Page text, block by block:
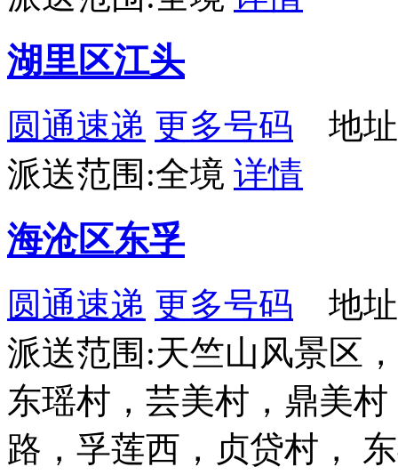
湖里区江头
圆通速递 更多号码 地址
派送范围:全境 详情
海沧区东孚
圆通速递 更多号码 地址
派送范围:天竺山风景区
东瑶村，芸美村，鼎美
路，孚莲西，贞贷村，